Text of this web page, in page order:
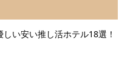
い安い推し活ホテル18選！